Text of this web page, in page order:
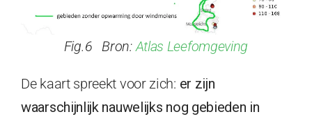
Fig.6 Bron:Atlas Leefomgeving
De kaart spreekt voor zich: er zijn
waarschijnlijk nauwelijks nog gebieden in